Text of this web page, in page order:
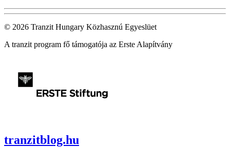
© 2026 Tranzit Hungary Közhasznú Egyeslüet
A tranzit program fő támogatója az Erste Alapítvány
tranzitblog.hu